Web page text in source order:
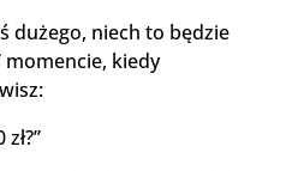
dużego, niech to będzie
momencie, kiedy